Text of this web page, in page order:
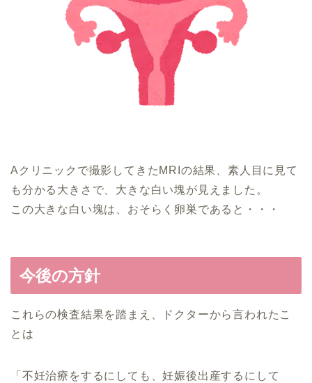
Aクリニックで撮影してきたMRIの結果、素人目に見て
も分かる大きさで、大きな白い塊が見えました。
この大きな白い塊は、おそらく卵巣であると・・・
今後の方針
これらの検査結果を踏まえ、ドクターから言われたこ
とは
「不妊治療をするにしても、妊娠後出産するにして